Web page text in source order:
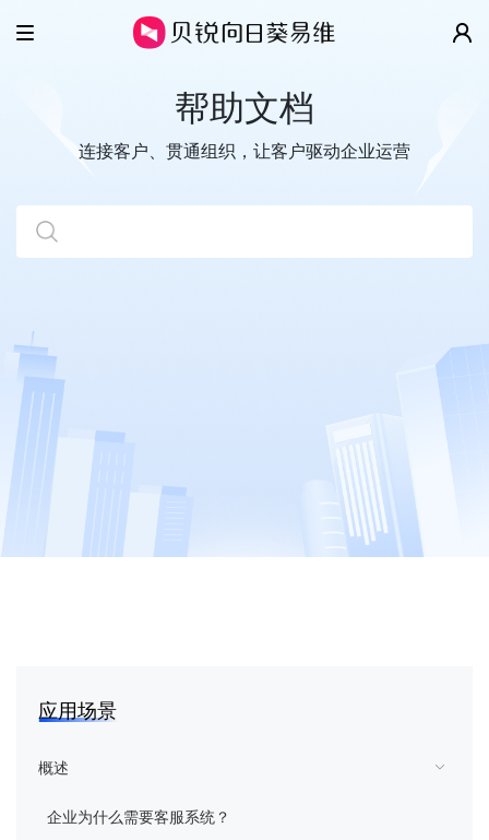
智慧工单
云客服
全渠道
超级看板
开放平台
IT/SSC服务台
售后维保
客户案例
价格
视频演示
关于我们
向日葵易维
域名
智能硬件
帮助文档
连接客户、贯通组织，让客户驱动企业运营
应用场景
概述
企业为什么需要客服系统？